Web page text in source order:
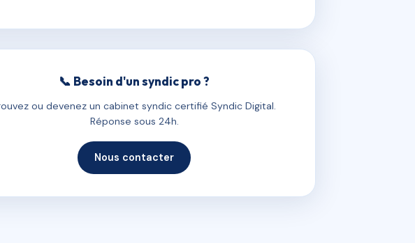
📞 Besoin d'un syndic pro ?
ou devenez un cabinet syndic certifié Syndic Digital.
Réponse sous 24h.
Nous contacter